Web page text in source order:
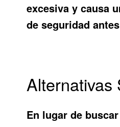
excesiva y causa
de seguridad
Alternativas
En lugar de